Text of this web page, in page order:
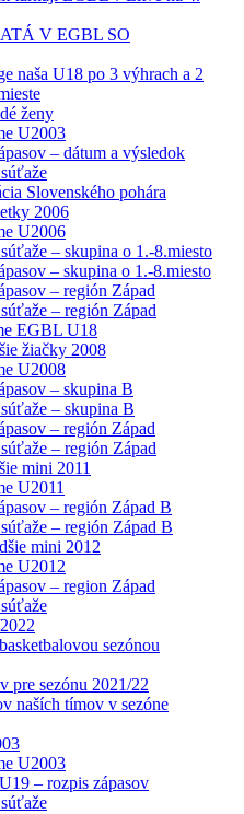
V EGBL SO
naša U18 po 3 výhrach a 2
ženy
U2003
– dátum a výsledok
Slovenského pohára
2006
U2006
– skupina o 1.-8.miesto
– skupina o 1.-8.miesto
– región Západ
– región Západ
EGBL U18
žiačky 2008
U2008
– skupina B
– skupina B
– región Západ
– región Západ
mini 2011
U2011
– región Západ B
– región Západ B
mini 2012
U2012
– region Západ
sezónou
pre sezónu 2021/22
naších tímov v sezóne
U2003
– rozpis zápasov